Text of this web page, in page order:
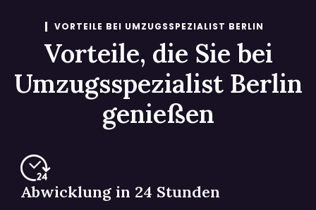
VORTEILE BEI UMZUGSSPEZIALIST BERLIN
Vorteile, die Sie bei
Umzugsspezialist Berlin
genießen
Abwicklung in 24 Stunden